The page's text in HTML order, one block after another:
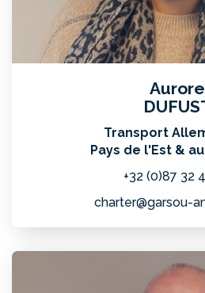
Aurore
Transport
Pays de l'Est &
+32 (0)87 32
charter@garsou-